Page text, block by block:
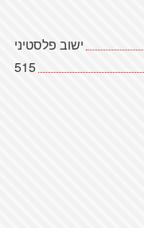
ישוב פלסטיני
515